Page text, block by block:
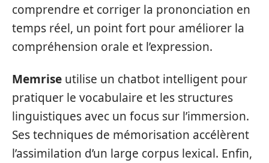
comprendre et corriger la prononciation en
temps réel, un point fort pour améliorer la
compréhension orale et l’expression.
Memrise utilise un chatbot intelligent pour
pratiquer le vocabulaire et les structures
linguistiques avec un focus sur l’immersion.
Ses techniques de mémorisation accélèrent
l’assimilation d’un large corpus lexical. Enfin,